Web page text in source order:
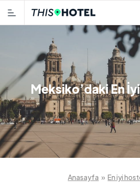
Meksiko’daki En
Anasayfa » En iyi